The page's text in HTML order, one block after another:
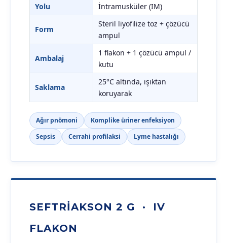
Yolu
İntramusküler (IM)
Form
Steril liyofilize toz + çözücü
ampul
Ambalaj
1 flakon + 1 çözücü ampul /
kutu
Saklama
25°C altında, ışıktan
koruyarak
Ağır pnömoni
Komplike üriner enfeksiyon
Sepsis
Cerrahi profilaksi Lyme hastalığı
SEFTRIAKSON 2 G · IV
FLAKON